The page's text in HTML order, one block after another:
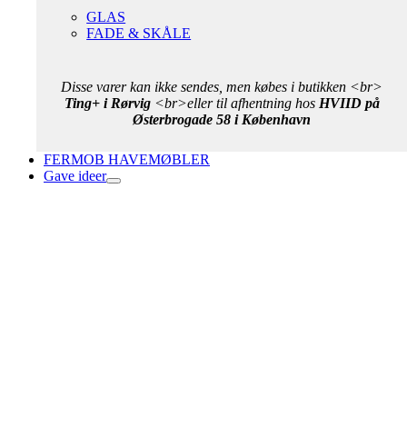
GLAS
FADE & SKÅLE
Disse varer kan ikke sendes, men købes i butikken <br>
Ting+ i Rørvig<br>eller til afhentning hos HVIID på
Østerbrogade 58 i København
FERMOB HAVEMØBLER
Gave ideer